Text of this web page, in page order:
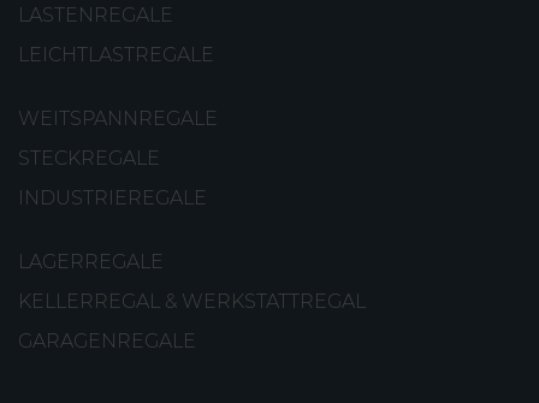
LASTENREGALE
LEICHTLASTREGALE
WEITSPANNREGALE
STECKREGALE
INDUSTRIEREGALE
LAGERREGALE
KELLERREGAL & WERKSTATTREGAL
GARAGENREGALE